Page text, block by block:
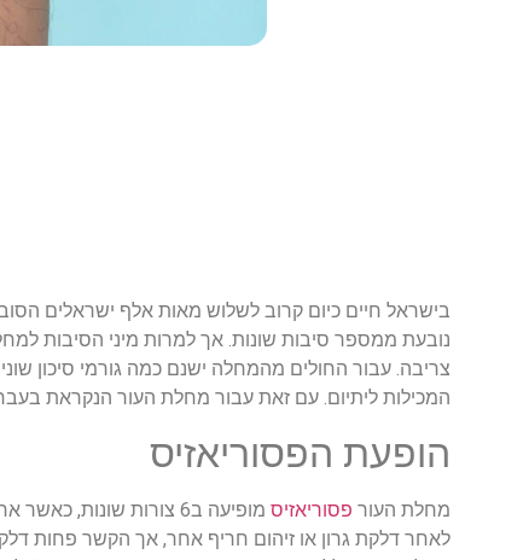
בישראל חיים כיום קרוב לשלוש מאות אלף ישראלים
נובעת ממספר סיבות שונות. אך למרות מיני הסיבות
צריבה. עבור החולים מהמחלה ישנם כמה גורמי סיכון
המכילות ליתיום. עם זאת עבור מחלת העור הנקראת
הופעת הפסוריאזיס
מחלת העור פסוריאזיס
מופיעה ב6 צורות
לאחר דלקת גרון או זיהום חריף אחר, אך הקשר פחות